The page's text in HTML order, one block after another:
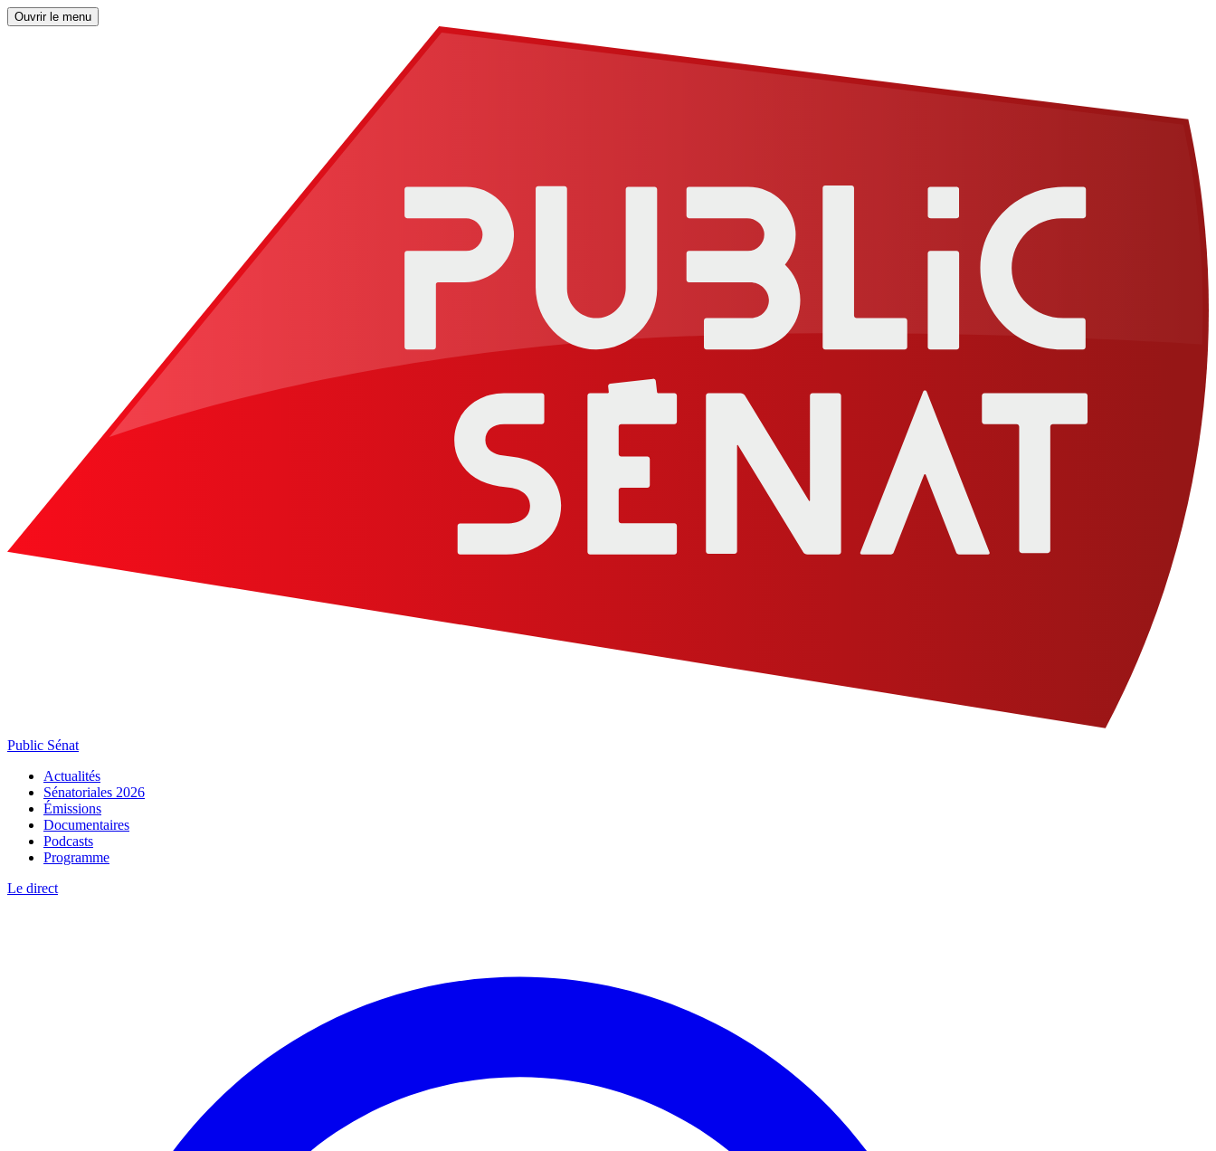
Ouvrir le menu
Public Sénat
Actualités
Sénatoriales 2026
Émissions
Documentaires
Podcasts
Programme
Le direct